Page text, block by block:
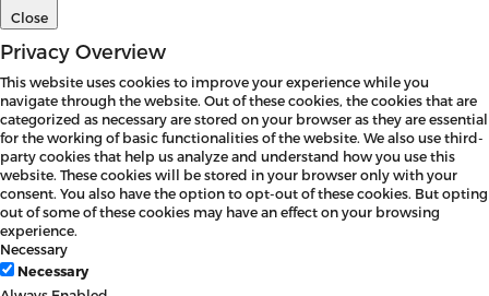
Close
Privacy Overview
This website uses cookies to improve your experience while you
navigate through the website. Out of these cookies, the cookies that are
categorized as necessary are stored on your browser as they are essential
for the working of basic functionalities of the website. We also use third-
party cookies that help us analyze and understand how you use this
website. These cookies will be stored in your browser only with your
consent. You also have the option to opt-out of these cookies. But opting
out of some of these cookies may have an effect on your browsing
experience.
Necessary
Necessary